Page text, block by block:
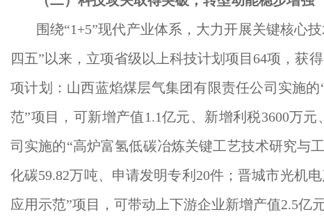
围绕“1+5”现代产业体系，大力开展关键核心
四五”以来，立项省级以上科技计划项目64项，获
项计划：山西蓝焰煤层气集团有限责任公司实施
范”项目，可新增产值1.1亿元、新增利税3600万
司实施的“高炉富氢低碳冶炼关键工艺技术研究与
化碳59.82万吨、申请发明专利20件；晋城市光机
应用示范”项目，可带动上下游企业新增产值2.5亿